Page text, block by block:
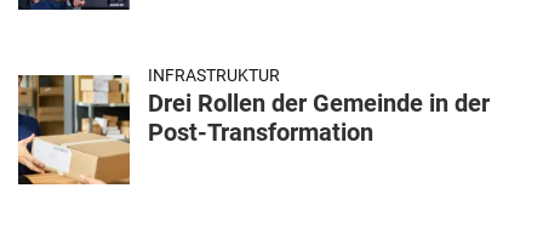
INFRASTRUKTUR
Drei Rollen der Gemeinde in der
Post-Transformation